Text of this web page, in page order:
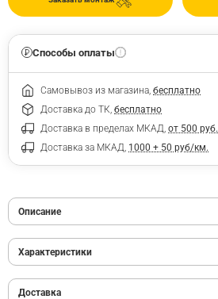
Способы оплаты
Самовывоз из магазина, бесплатно
Доставка до ТК, бесплатно
Доставка в пределах МКАД, от 500 руб.
Доставка за МКАД, 1000 + 50 руб/км.
Описание
Характеристики
Доставка